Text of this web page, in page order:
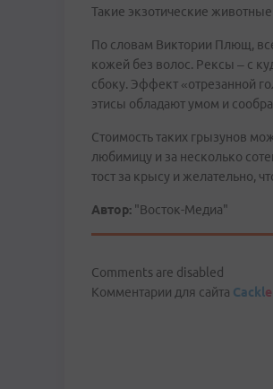
Такие экзотические
По словам Виктории Плющ,
кожей без волос. Рексы – с
сбоку. Эффект «отрезанной
этисы обладают умом и
Стоимость таких грызунов
любимицу и за несколько
тост за крысу и желательно,
Автор: "Восток-Медиа"
Comments are disabled
Комментарии для сайта Cackle